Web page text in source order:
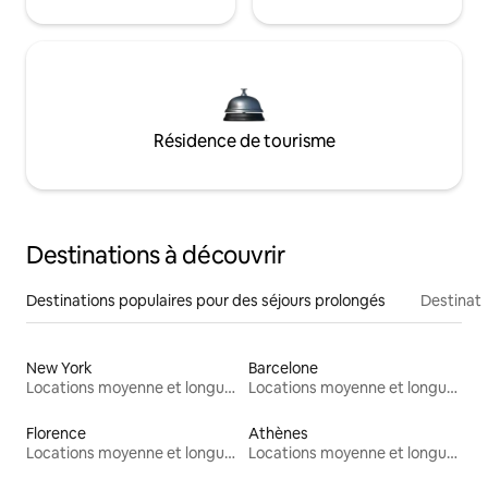
Résidence de tourisme
Destinations à découvrir
Destinations populaires pour des séjours prolongés
New York
Locations moyenne et longue durée
Barcelone
Locations moyenne et longue durée
Florence
Locations moyenne et longue durée
Athènes
Locations moyenne et longue durée